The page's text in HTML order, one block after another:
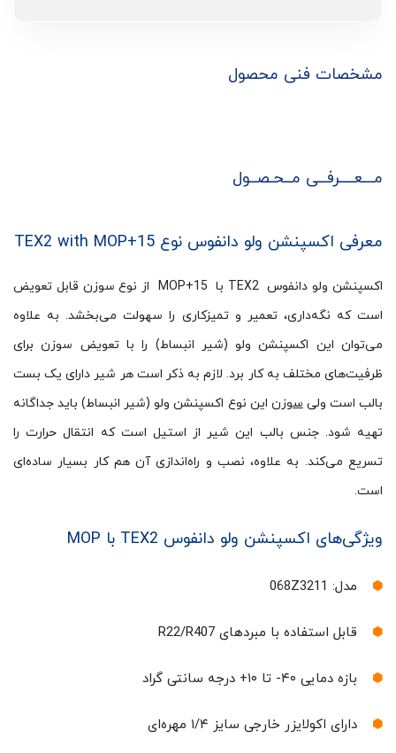
مشخصات فنی محصول
مـــعــــرفــی مــحـصــول
معرفی اکسپنشن ولو دانفوس نوع TEX2 with MOP+15
اکسپنشن ولو دانفوس TEX2 با MOP+15 از نوع سوزن قابل تعویض
است که نگه‌داری، تعمیر و تمیزکاری را سهولت می‌بخشد. به علاوه
می‌توان این اکسپنشن ولو (شیر انبساط) را با تعویض سوزن برای
ظرفیت‌های مختلف به کار برد. لازم به ذکر است هر شیر دارای یک بست
بالب است ولی سوزن این نوع اکسپنشن ولو (شیر انبساط) باید جداگانه
تهیه شود. جنس بالب این شیر از استیل است که انتقال حرارت را
تسریع می‌کند. به علاوه، نصب و راه‌اندازی آن هم کار بسیار ساده‌ای
است.
ویژگی‌های اکسپنشن ولو دانفوس TEX2 با MOP
مدل: 068Z3211
قابل استفاده با مبردهای R22/R407
بازه دمایی ۴۰- تا ۱۰+ درجه سانتی گراد
دارای اکولایزر خارجی سایز ۱/۴ مهره‌ای